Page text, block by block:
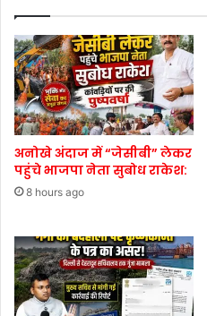
अनोखे अंदाज में “जेसीबी” लेकर
पहुंचे भाजपा नेता सुबोध राकेश:
8 hours ago